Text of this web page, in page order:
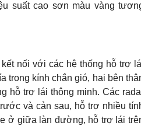
suất cao sơn màu vàng
nối với các hệ thống hỗ trợ
trong kính chắn gió, hai bên
hỗ trợ lái thông minh. Các
và cản sau, hỗ trợ nhiều
ở giữa làn đường, hỗ trợ lái